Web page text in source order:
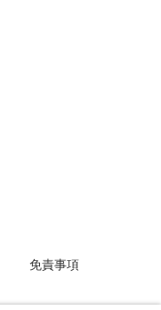
免責事項